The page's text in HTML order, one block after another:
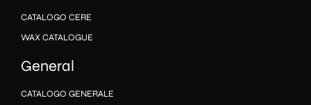
CATALOGO CERE
WAX CATALOGUE
General
CATALOGO GENERALE